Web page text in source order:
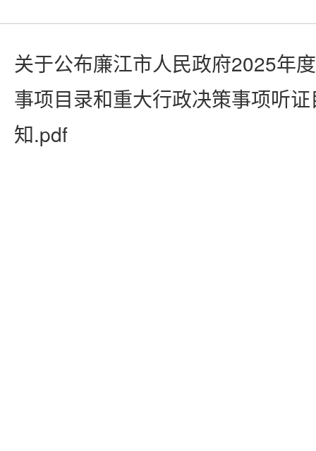
关于公布廉江市人民政府2025年
事项目录和重大行政决策事项听
知.pdf